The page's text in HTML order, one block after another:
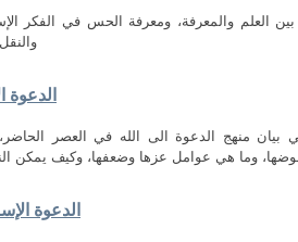
والمعرفة، ومعرفة الحس في الفكر
منهج الدعوة الى الله في العصر
وما هي عوامل عزها وضعفها، وكيف يمكن
الدعوة